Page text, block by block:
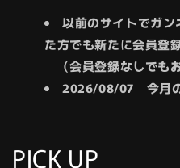
以前のサイトでガ
た方でも新たに会員登
（会員登録なしでも
2026/08/07 今月の
PICK UP